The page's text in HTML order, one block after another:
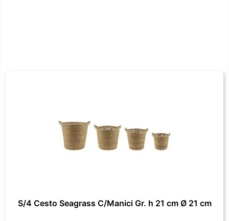
S/4 Cesto Seagrass C/Manici Gr. h 21 cm Ø 21 cm